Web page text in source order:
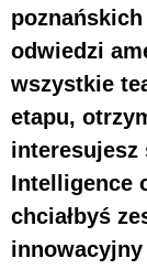
odwiedzi
wszystkie
etapu,
interesujesz
Intelligence
chciałbyś